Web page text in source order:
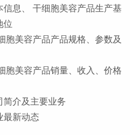
息、 干细胞美容产品生产基
位
美容产品产品规格、参数及
美容产品销量、收入、价格
介及主要业务
新动态